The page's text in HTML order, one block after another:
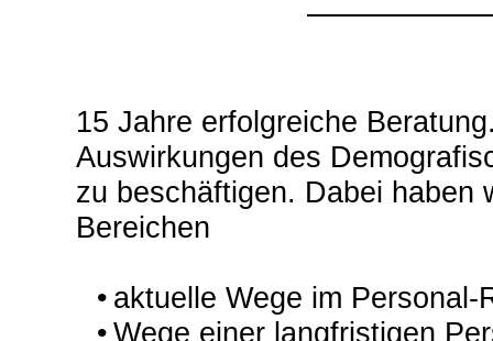
15 Jahre erfolgreiche
Auswirkungen des
zu beschäftigen. Dabei haben
Bereichen
aktuelle Wege im Personal-
Wege einer langfristigen